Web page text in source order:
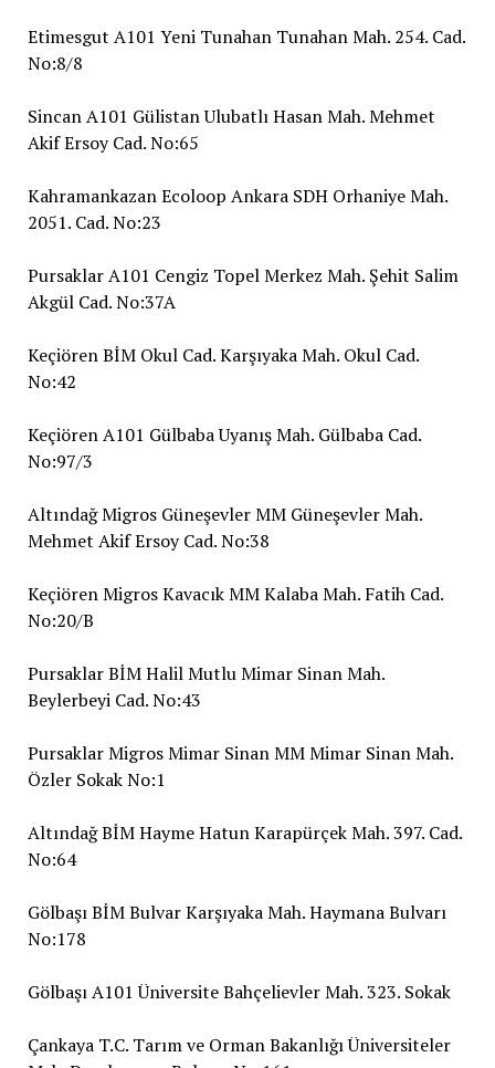
Etimesgut A101 Yeni Tunahan Tunahan Mah. 254. Cad.
No:8/8
Sincan A101 Gülistan Ulubatlı Hasan Mah. Mehmet
Akif Ersoy Cad. No:65
Kahramankazan Ecoloop Ankara SDH Orhaniye Mah.
2051. Cad. No:23
Pursaklar A101 Cengiz Topel Merkez Mah. Şehit Salim
Akgül Cad. No:37A
Keçiören BİM Okul Cad. Karşıyaka Mah. Okul Cad.
No:42
Keçiören A101 Gülbaba Uyanış Mah. Gülbaba Cad.
No:97/3
Altındağ Migros Güneşevler MM Güneşevler Mah.
Mehmet Akif Ersoy Cad. No:38
Keçiören Migros Kavacık MM Kalaba Mah. Fatih Cad.
No:20/B
Pursaklar BİM Halil Mutlu Mimar Sinan Mah.
Beylerbeyi Cad. No:43
Pursaklar Migros Mimar Sinan MM Mimar Sinan Mah.
Özler Sokak No:1
Altındağ BİM Hayme Hatun Karapürçek Mah. 397. Cad.
No:64
Gölbaşı BİM Bulvar Karşıyaka Mah. Haymana Bulvarı
No:178
Gölbaşı A101 Üniversite Bahçelievler Mah. 323. Sokak
Çankaya T.C. Tarım ve Orman Bakanlığı Üniversiteler